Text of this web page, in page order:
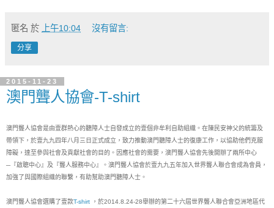
匿名 於 上午10:04 沒有留言:
分享
2015-11-23
澳門聾人協會-T-shirt
澳門聾人協會是由壹群熱心的聽障人士自發成立的壹個非牟利自助組織。在陳民安神父的統籌及
帶領下，於壹九九四年八月三日正式成立，致力推動澳門聽障人士的復康工作，以協助他們克服
障礙，達至參與社會及貢獻社會的目的。因應社會的需要，澳門聾人協會先後開辦了兩所中心
─『啟聰中心』及『聾人服務中心』。澳門聾人協會於壹九九五年加入世界聾人聯合會成為會員，
加強了與國際組織的聯繫，有助幫助澳門聽障人士。
澳門聾人協會選購了壹款T-shirt ，於2014.8.24-28舉辦的第二十六屆世界聾人聯合會亞洲地區代